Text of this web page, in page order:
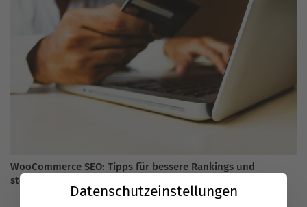
WooCommerce SEO: Tipps für bessere Rankings und
steigende Umsätze im Online-Shop
Datenschutzeinstellungen